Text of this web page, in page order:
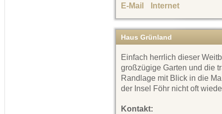
E-Mail Internet
Haus Grünland
Einfach herrlich dieser
großzügige Garten und die
Randlage mit Blick in die
der Insel Föhr nicht oft
Kontakt: